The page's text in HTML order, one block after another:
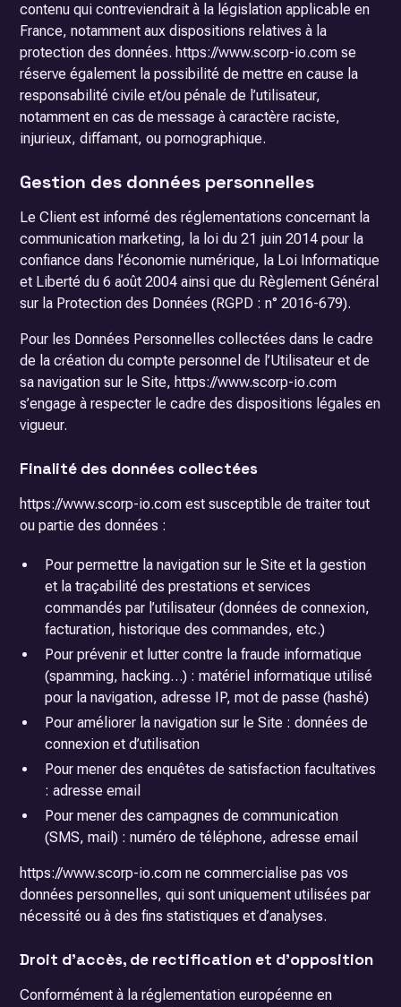
contenu qui contreviendrait à la législation applicable en
France, notamment aux dispositions relatives à la
protection des données. https://www.scorp-io.com se
réserve également la possibilité de mettre en cause la
responsabilité civile et/ou pénale de l’utilisateur,
notamment en cas de message à caractère raciste,
injurieux, diffamant, ou pornographique.
Gestion des données personnelles
Le Client est informé des réglementations concernant la
communication marketing, la loi du 21 juin 2014 pour la
confiance dans l’économie numérique, la Loi Informatique
et Liberté du 6 août 2004 ainsi que du Règlement Général
sur la Protection des Données (RGPD : n° 2016-679).
Pour les Données Personnelles collectées dans le cadre
de la création du compte personnel de l’Utilisateur et de
sa navigation sur le Site, https://www.scorp-io.com
s’engage à respecter le cadre des dispositions légales en
vigueur.
Finalité des données collectées
https://www.scorp-io.com est susceptible de traiter tout
ou partie des données :
Pour permettre la navigation sur le Site et la gestion
et la traçabilité des prestations et services
commandés par l’utilisateur (données de connexion,
facturation, historique des commandes, etc.)
Pour prévenir et lutter contre la fraude informatique
(spamming, hacking…) : matériel informatique utilisé
pour la navigation, adresse IP, mot de passe (hashé)
Pour améliorer la navigation sur le Site : données de
connexion et d’utilisation
Pour mener des enquêtes de satisfaction facultatives
: adresse email
Pour mener des campagnes de communication
(SMS, mail) : numéro de téléphone, adresse email
https://www.scorp-io.com ne commercialise pas vos
données personnelles, qui sont uniquement utilisées par
nécessité ou à des fins statistiques et d’analyses.
Droit d’accès, de rectification et d’opposition
Conformément à la réglementation européenne en